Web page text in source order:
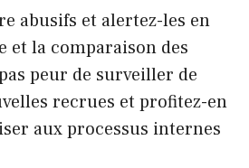
abusifs et alertez-les en
et la comparaison des
peur de surveiller de
recrues et profitez-en
aux processus internes